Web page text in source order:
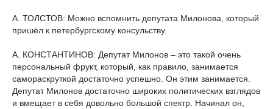
А. ТОЛСТОВ: Можно вспомнить депутата Милонова, который
пришёл к петербургскому консульству.
А. КОНСТАНТИНОВ: Депутат Милонов – это такой очень
персональный фрукт, который, как правило, занимается
самораскруткой достаточно успешно. Он этим занимается.
Депутат Милонов достаточно широких политических взглядов
и вмещает в себя довольно большой спектр. Начинал он,